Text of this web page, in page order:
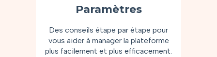
Paramètres
Des conseils étape par étape pour
vous aider à manager la plateforme
plus facilement et plus efficacement.